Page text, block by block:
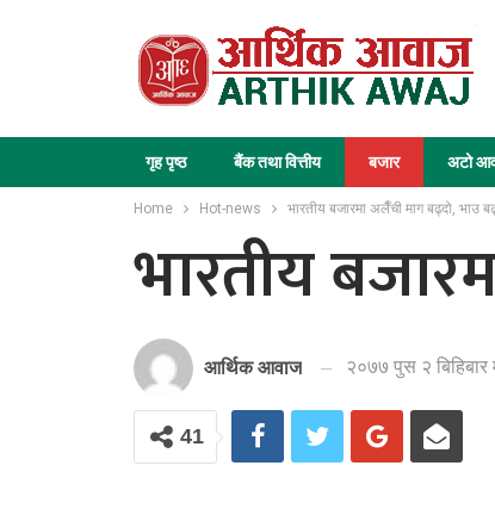
गृह पृष्ठ बैंक तथा वित्तीय बजार अटो
Home Hot-news भारतीय बजारमा अलैँची माग बढ्दो, भाउ
भारतीय
आर्थिक आवाज २०७७ पुस २ बिहिबार
41